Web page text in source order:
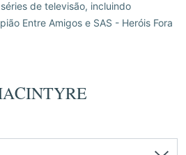
de televisão, incluindo
Entre Amigos e SAS - Heróis Fora